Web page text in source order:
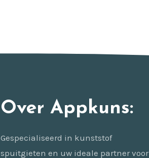
Over Appkuns:
Gespecialiseerd in kunststof
spuitgieten en uw ideale partner voor